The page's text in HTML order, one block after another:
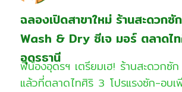
ฉลองเปิดสาขาใหม่ ร้านสะดวก
Wash & Dry ซีเจ มอร์ ตลาดไ
อุดรธานี
พี่น้องอุดรฯ เตรียมเฮ! ร้านสะดวกซั
แล้วที่ตลาดไทศิริ 3 โปรแรงซัก-อบ